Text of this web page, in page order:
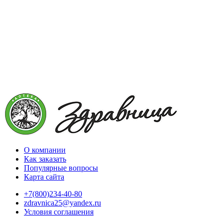
О компании
Как заказать
Популярные вопросы
Карта сайта
+7(800)234-40-80
zdravnica25@yandex.ru
Условия соглашения